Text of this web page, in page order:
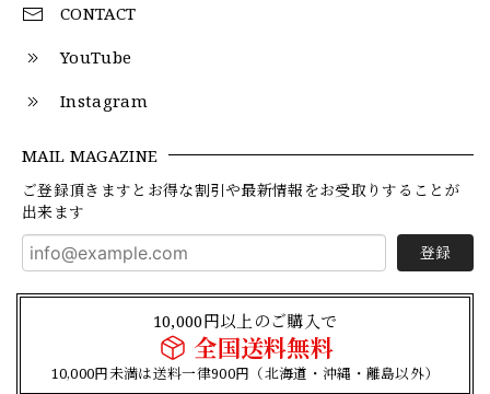
CONTACT
YouTube
Instagram
MAIL MAGAZINE
ご登録頂きますとお得な割引や最新情報をお受取りすることが
出来ます
登録
10,000円以上のご購入で
全国送料無料
10,000円未満は送料一律900円（北海道・沖縄・離島以外）